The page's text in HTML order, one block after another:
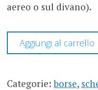
aereo o sul divano).
BORSA
PORTA
-
Aggiungi al carrello
Categorie:borse,